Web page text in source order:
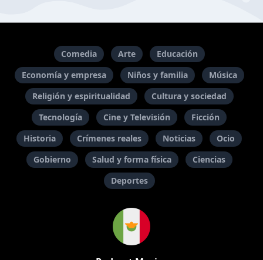
Comedia Arte
Educación
Economía y empresa
Niños y familia
Música
Religión y espiritualidad
Cultura y sociedad
Tecnología
Cine y Televisión
Ficción
Historia
Crímenes reales Noticias
Ocio
Gobierno
Salud y forma física
Ciencias
Deportes